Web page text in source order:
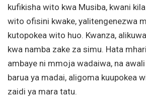
kufikisha wito kwa Musiba, kwani
wito ofisini kwake, yalitengenezwa
kutopokea wito huo. Kwanza,
kwa namba zake za simu. Hata
ambaye ni mmoja wadaiwa, na
barua ya madai, aligoma kuupokea
zaidi ya mara tatu.